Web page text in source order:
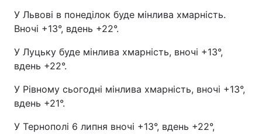
У Львові в понеділок буде мінлива хмарність.
Вночі +13°, вдень +22°.
У Луцьку буде мінлива хмарність, вночі +13°,
вдень +22°.
У Рівному сьогодні мінлива хмарність, вночі +13°,
вдень +21°.
У Тернополі 6 липня вночі +13°, вдень +22°,